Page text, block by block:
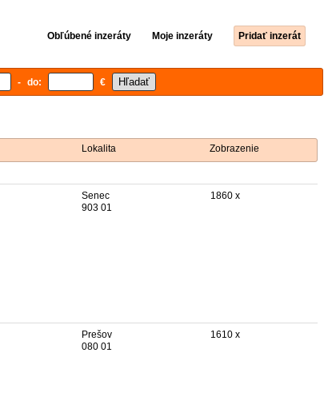
Obľúbené inzeráty Moje inzeráty Pridať inzerát
- do: €
Lokalita Zobrazenie
Senec
903 01
1860 x
Prešov
080 01
1610 x